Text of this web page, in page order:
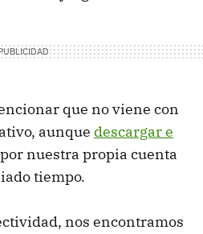
que no viene con
aunque descargar e
por nuestra propia cuenta
tiempo.
nos encontramos